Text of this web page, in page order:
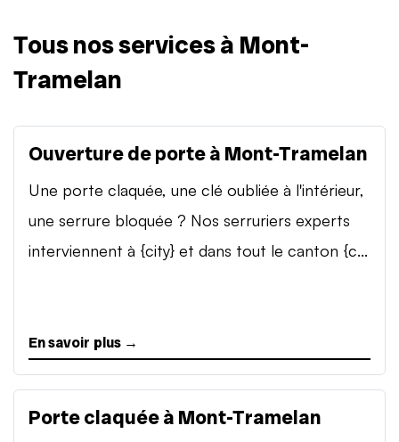
Tous nos services à Mont-
Tramelan
Ouverture de porte à Mont-Tramelan
Une porte claquée, une clé oubliée à l'intérieur,
une serrure bloquée ? Nos serruriers experts
interviennent à {city} et dans tout le canton {c...
En savoir plus →
Porte claquée à Mont-Tramelan